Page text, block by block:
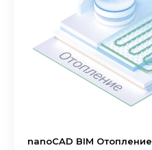
nanoCAD BIM Отопление